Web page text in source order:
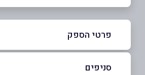
פרטי הספק
סניפים